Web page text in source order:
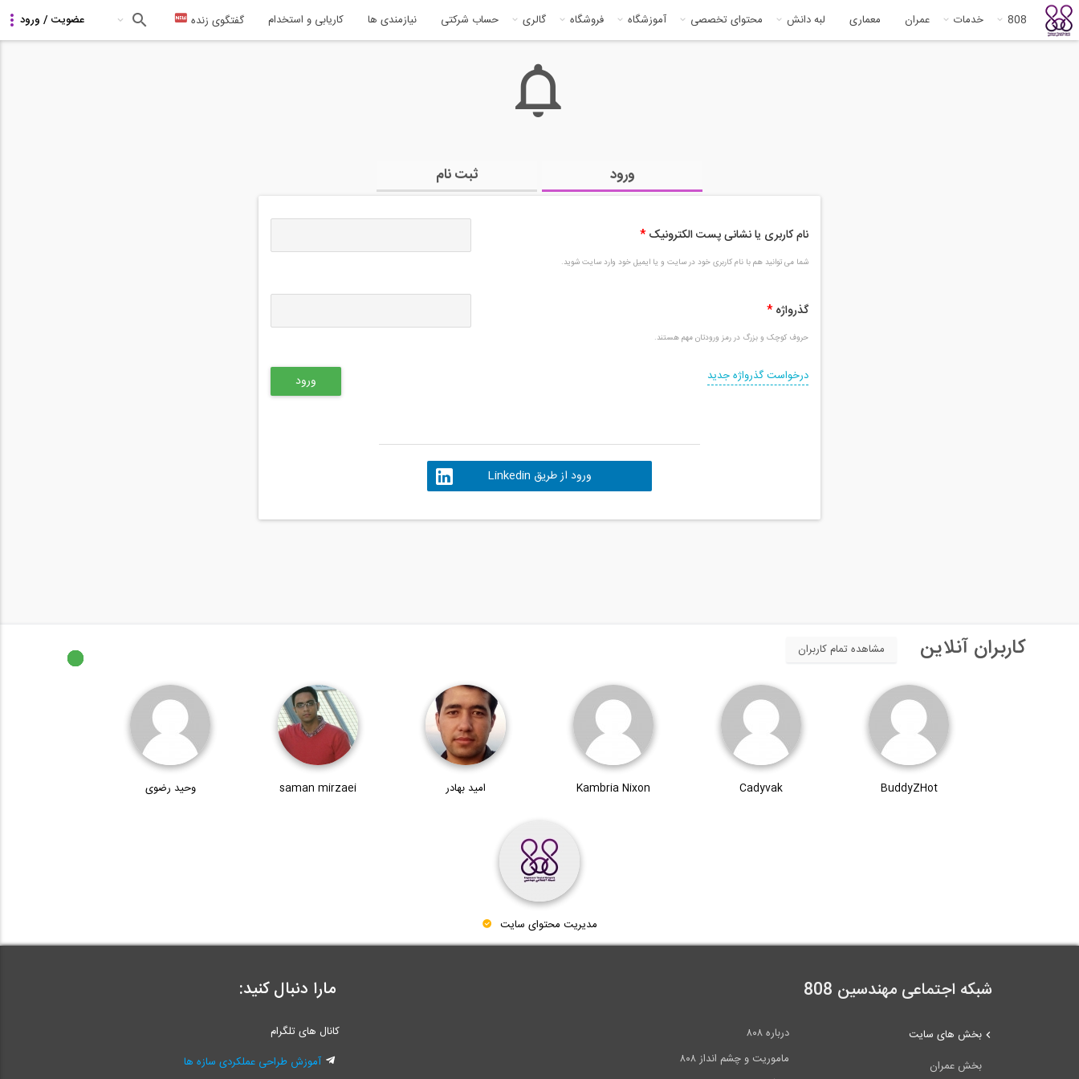
808 خدمات عمران معماری لبه دانش محتوای تخصصی آموزشگاه فروشگاه گالری حساب شرکتی نیازمندی ها کاریابی و استخدام گفتگوی زنده
ورود ثبت نام
نام کاربری یا نشانی پست الکترونیک *
شما می توانید هم با نام کاربری خود در سایت و یا ایمیل خود وارد سایت شوید.
گذرواژه *
حروف کوچک و بزرگ در رمز ورودتان مهم هستند.
درخواست گذرواژه جدید
ورود از طریق Linkedin
کاربران آنلاین مشاهده تمام کاربران
BuddyZHot
Cadyvak
Kambria Nixon امید بهادر saman mirzaei وحید رضوی
مدیریت محتوای سایت
شبکه اجتماعی مهندسین 808
درباره ۸۰۸
ماموریت و چشم انداز ۸۰۸
بخش های سایت
بخش عمران
مارا دنبال کنید:
کانال های تلگرام
آموزش طراحی عملکردی سازه ها